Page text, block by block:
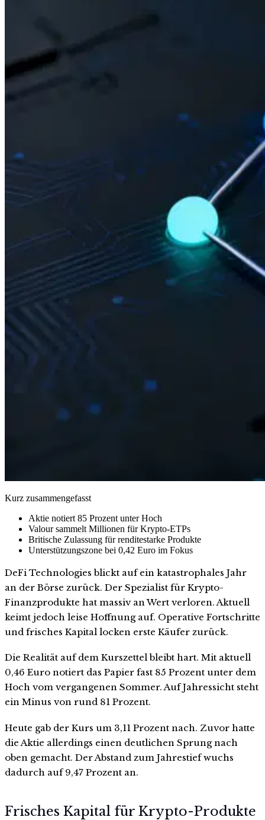
Kurz zusammengefasst
Aktie notiert 85 Prozent unter Hoch
Valour sammelt Millionen für Krypto-ETPs
Britische Zulassung für renditestarke Produkte
Unterstützungszone bei 0,42 Euro im Fokus
DeFi Technologies blickt auf ein katastrophales Jahr
an der Börse zurück. Der Spezialist für Krypto-
Finanzprodukte hat massiv an Wert verloren. Aktuell
keimt jedoch leise Hoffnung auf. Operative Fortschritte
und frisches Kapital locken erste Käufer zurück.
Die Realität auf dem Kurszettel bleibt hart. Mit aktuell
0,46 Euro notiert das Papier fast 85 Prozent unter dem
Hoch vom vergangenen Sommer. Auf Jahressicht steht
ein Minus von rund 81 Prozent.
Heute gab der Kurs um 3,11 Prozent nach. Zuvor hatte
die Aktie allerdings einen deutlichen Sprung nach
oben gemacht. Der Abstand zum Jahrestief wuchs
dadurch auf 9,47 Prozent an.
Frisches Kapital für Krypto-Produkte